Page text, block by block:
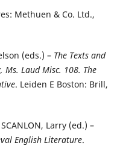
Methuen & Co. Ltd.,
(eds.) – The Texts and
Laud Misc. 108. The
. Leiden E Boston: Brill,
Larry (ed.) –
English Literature.